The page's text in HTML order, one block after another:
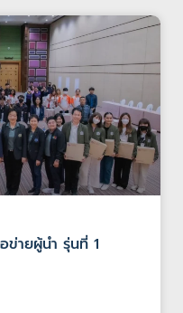
ายผู้นำ รุ่นที่ 1